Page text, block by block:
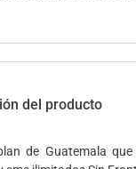
del producto
de Guatemala